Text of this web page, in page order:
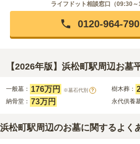
ライフドット相談窓口（09:30～
0120-964-790
【2026年版】浜松町駅周辺お墓
一般墓： 176万円 ※墓石代別 ? 樹木葬：
納骨堂： 73万円 永代供養
浜松町駅周辺のお墓に関するよく